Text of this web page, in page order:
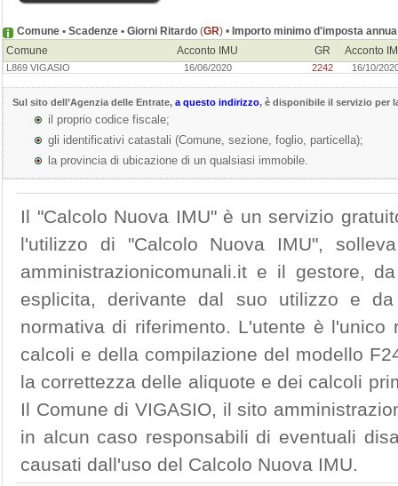
Comune • Scadenze • Giorni Ritardo (GR) • Importo minimo d'imposta annua
Comune
Acconto IMU GR Acconto
L869 VIGASIO 16/06/2020 2242 16/10/
Sul sito dell’Agenzia delle Entrate, a questo indirizzo, è disponibile il servizio per
il proprio codice fiscale;
gli identificativi catastali (Comune, sezione, foglio, particella);
la provincia di ubicazione di un qualsiasi immobile.
Il "Calcolo Nuova IMU" è un servizio
l'utilizzo di "Calcolo Nuova IMU",
amministrazionicomunali.it e il gestore,
esplicita, derivante dal suo utilizzo e da
normativa di riferimento. L'utente è l'unico
calcoli e della compilazione del modello
la correttezza delle aliquote e dei calcoli
Il Comune di VIGASIO, il sito
in alcun caso responsabili di eventuali
causati dall'uso del Calcolo Nuova IMU.